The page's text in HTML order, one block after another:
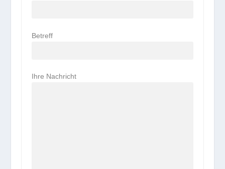
Betreff
Ihre Nachricht